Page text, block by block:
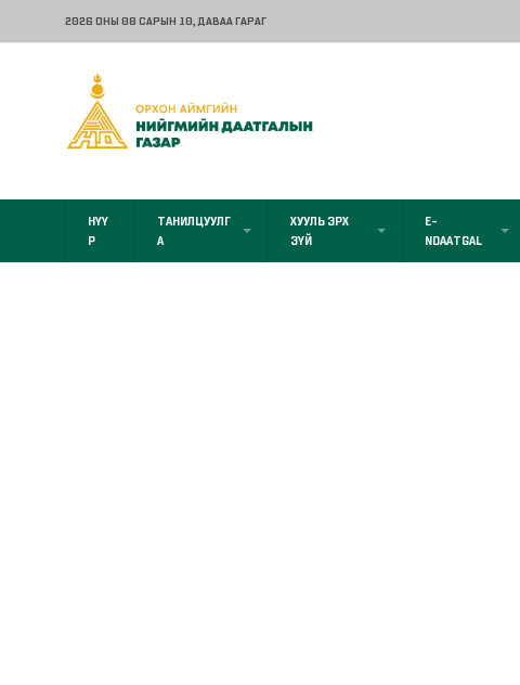
2026 ОНЫ 08 САРЫН 10, ДАВАА ГАРАГ
НҮҮ
Р
ТАНИЛЦУУЛГ
А
ХУУЛЬ ЭРХ
ЗҮЙ
E-
NDAATGAL